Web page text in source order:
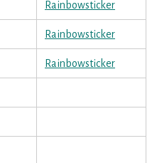
Rainbowsticker
Rainbowsticker
Rainbowsticker